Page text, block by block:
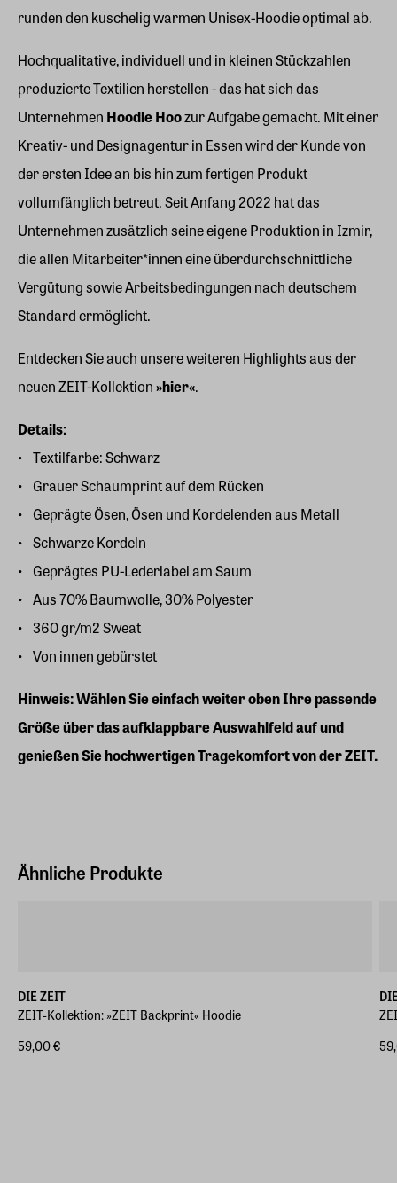
runden den kuschelig warmen Unisex-Hoodie optimal ab.
Hochqualitative, individuell und in kleinen Stückzahlen
produzierte Textilien herstellen - das hat sich das
Unternehmen Hoodie Hoozur Aufgabe gemacht. Mit einer
Kreativ- und Designagentur in Essen wird der Kunde von
der ersten Idee an bis hin zum fertigen Produkt
vollumfänglich betreut. Seit Anfang 2022 hat das
Unternehmen zusätzlich seine eigene Produktion in Izmir,
die allen Mitarbeiter*innen eine überdurchschnittliche
Vergütung sowie Arbeitsbedingungen nach deutschem
Standard ermöglicht.
Entdecken Sie auch unsere weiteren Highlights aus der
neuen ZEIT-Kollektion»hier«.
Details:
Textilfarbe: Schwarz
Grauer Schaumprint auf dem Rücken
Geprägte Ösen, Ösen und Kordelenden aus Metall
Schwarze Kordeln
Geprägtes PU-Lederlabel am Saum
Aus 70% Baumwolle, 30% Polyester
360 gr/m2 Sweat
Von innen gebürstet
Hinweis: Wählen Sie einfach weiter oben Ihre passende
Größe über das aufklappbare Auswahlfeld auf und
genießen Sie hochwertigen Tragekomfort von der ZEIT.
Ähnliche Produkte
DIE ZEIT
ZEIT-Kollektion: »ZEIT Backprint« Hoodie
59,00 €